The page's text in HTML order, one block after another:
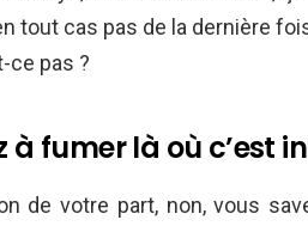
tout cas pas de la dernière
ce pas ?
à fumer là où c’est
de votre part, non, vous